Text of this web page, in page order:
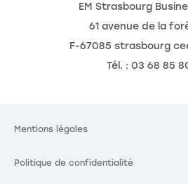
EM Strasbourg
61 avenue de la
F-67085 strasbourg
Tél. : 03 68 85
Mentions légales
Politique de confidentialité